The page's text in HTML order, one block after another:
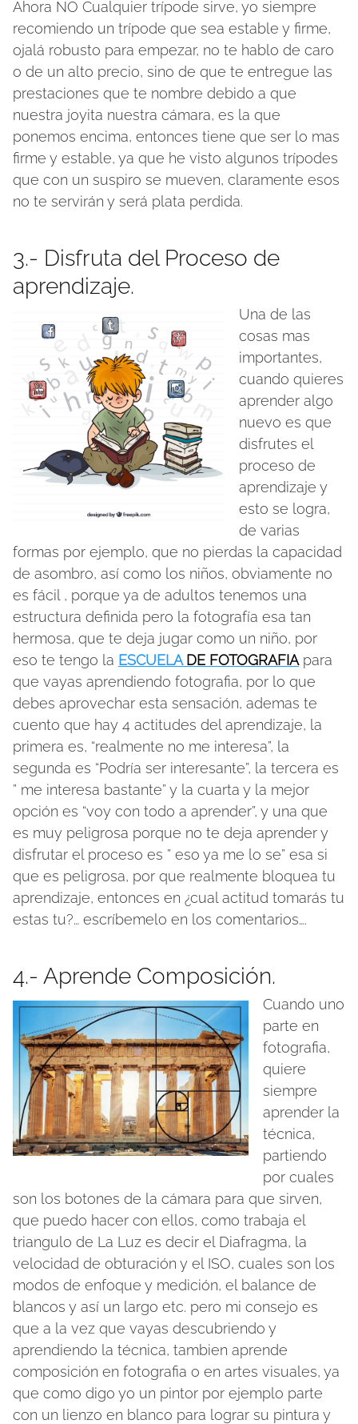
Ahora NO Cualquier trípode sirve, yo siempre
recomiendo un trípode que sea estable y firme,
ojalá robusto para empezar, no te hablo de caro
o de un alto precio, sino de que te entregue las
prestaciones que te nombre debido a que
nuestra joyita nuestra cámara, es la que
ponemos encima, entonces tiene que ser lo mas
firme y estable, ya que he visto algunos trípodes
que con un suspiro se mueven, claramente esos
no te servirán y será plata perdida.
3.- Disfruta del Proceso de
aprendizaje.
Una de las
cosas mas
importantes,
cuando quieres
aprender algo
nuevo es que
disfrutes el
proceso de
aprendizaje y
esto se logra,
de varias
formas por ejemplo, que no pierdas la capacidad
de asombro, así como los niños, obviamente no
es fácil , porque ya de adultos tenemos una
estructura definida pero la fotografía esa tan
hermosa, que te deja jugar como un niño, por
eso te tengo la ESCUELADE FOTOGRAFIA para
que vayas aprendiendo fotografia, por lo que
debes aprovechar esta sensación, ademas te
cuento que hay 4 actitudes del aprendizaje, la
primera es, “realmente no me interesa”, la
segunda es “Podría ser interesante”, la tercera es
” me interesa bastante” y la cuarta y la mejor
opción es “voy con todo a aprender”, y una que
es muy peligrosa porque no te deja aprender y
disfrutar el proceso es ” eso ya me lo se” esa si
que es peligrosa, por que realmente bloquea tu
aprendizaje, entonces en ¿cual actitud tomarás tu
estas tu?… escríbemelo en los comentarios….
4.- Aprende Composición.
Cuando uno
parte en
fotografia,
quiere
siempre
aprender la
técnica,
partiendo
por cuales
son los botones de la cámara para que sirven,
que puedo hacer con ellos, como trabaja el
triangulo de La Luz es decir el Diafragma, la
velocidad de obturación y el ISO, cuales son los
modos de enfoque y medición, el balance de
blancos y así un largo etc. pero mi consejo es
que a la vez que vayas descubriendo y
aprendiendo la técnica, tambien aprende
composición en fotografia o en artes visuales, ya
que como digo yo un pintor por ejemplo parte
con un lienzo en blanco para lograr su pintura y